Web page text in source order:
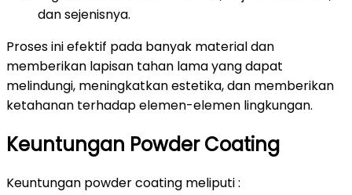
dan sejenisnya.
Proses ini efektif pada banyak material dan
memberikan lapisan tahan lama yang dapat
melindungi, meningkatkan estetika, dan memberikan
ketahanan terhadap elemen-elemen lingkungan.
Keuntungan Powder Coating
Keuntungan powder coating meliputi :